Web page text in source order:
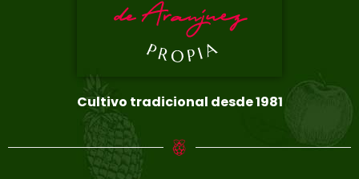
Cultivo tradicional desde 1981